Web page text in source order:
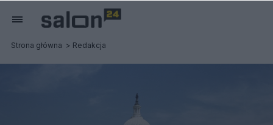
Strona główna Redakcja